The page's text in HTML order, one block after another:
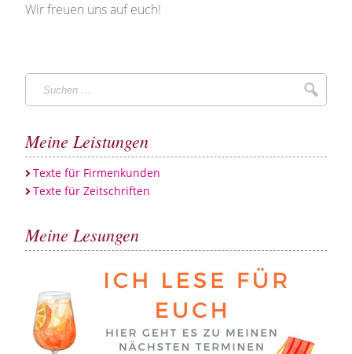
Wir freuen uns auf euch!
Suchen
…
Meine Leistungen
Texte für Firmenkunden
Texte für Zeitschriften
Meine Lesungen